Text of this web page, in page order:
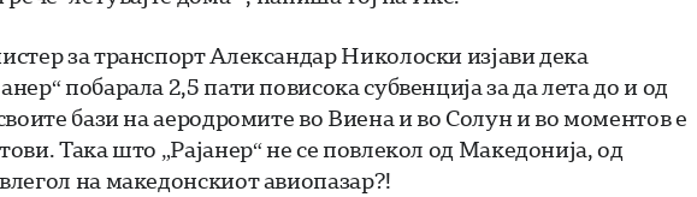
за транспорт Александар Николоски изјави дека
побарала 2,5 пати повисока субвенција за да лета до и од
бази на аеродромите во Виена и во Солун и во моментов е
Така што „Рајанер“ не се повлекол од Македонија, од
на македонскиот авиопазар?!